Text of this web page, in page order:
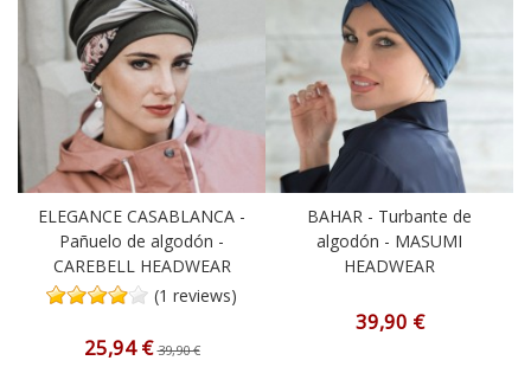
ELEGANCE CASABLANCA -
Pañuelo de algodón -
CAREBELL HEADWEAR
(1 reviews)
25,94 €39,90 €
BAHAR - Turbante de
algodón - MASUMI
HEADWEAR
39,90 €